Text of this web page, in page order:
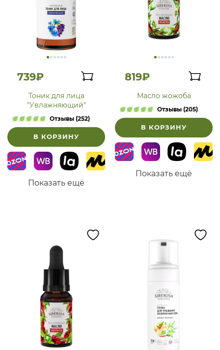
739₽
Тоник для лица
"Увлажняющий"
Отзывы (252)
В КОРЗИНУ
Показать ещё
819₽
Масло жожоба
Отзывы (205)
В КОРЗИНУ
Показать ещё